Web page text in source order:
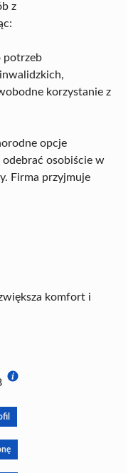
z
potrzeb
korzystanie z
opcje
odebrać osobiście w
Firma przyjmuje
komfort i